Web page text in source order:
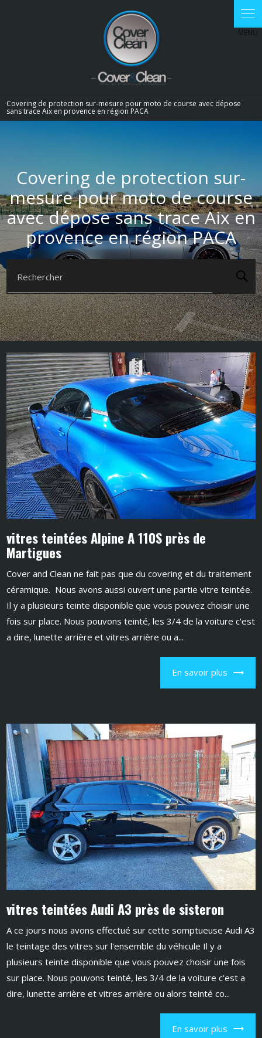
Covering de protection sur-mesure pour moto de course avec dépose
sans trace Aix en provence en région PACA
Covering de protection sur-
mesure pour moto de course
avec dépose sans trace Aix en
provence en région PACA
Rechercher
vitres teintées Alpine A 110S près de
Martigues
Cover and Clean ne fait pas que du covering et du traitement
céramique. Nous avons aussi ouvert une partie vitre teintée.
Il y a plusieurs teinte disponible que vous pouvez choisir une
fois sur place. Nous pouvons teinté, les 3/4 de la voiture c'est
a dire, lunette arrière et vitres arrière ou a...
En savoir plus
vitres teintées Audi A3 près de sisteron
A ce jours nous avons effectué sur cette somptueuse Audi A3
le teintage des vitres sur l'ensemble du véhicule Il y a
plusieurs teinte disponible que vous pouvez choisir une fois
sur place. Nous pouvons teinté, les 3/4 de la voiture c'est a
dire, lunette arrière et vitres arrière ou alors teinté co...
En savoir plus